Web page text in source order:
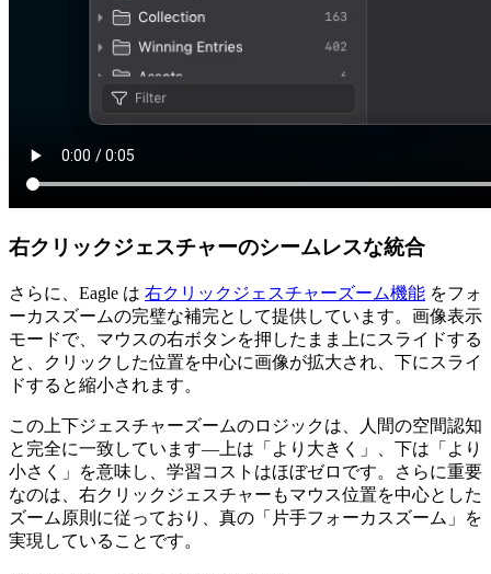
右クリックジェスチャーのシームレスな統合
さらに、Eagle は 右クリックジェスチャーズーム機能 をフォ
ーカスズームの完璧な補完として提供しています。画像表示
モードで、マウスの右ボタンを押したまま上にスライドする
と、クリックした位置を中心に画像が拡大され、下にスライ
ドすると縮小されます。
この上下ジェスチャーズームのロジックは、人間の空間認知
と完全に一致しています—上は「より大きく」、下は「より
小さく」を意味し、学習コストはほぼゼロです。さらに重要
なのは、右クリックジェスチャーもマウス位置を中心とした
ズーム原則に従っており、真の「片手フォーカスズーム」を
実現していることです。